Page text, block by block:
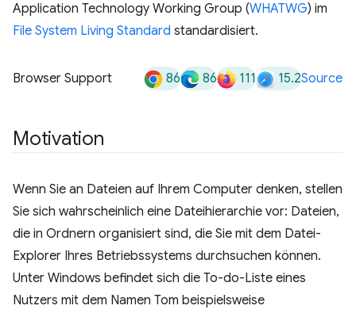
Application Technology Working Group (WHATWG) im
File System Living Standard standardisiert.
Browser Support 86 86 111 15.2Source
Motivation
Wenn Sie an Dateien auf Ihrem Computer denken, stellen
Sie sich wahrscheinlich eine Dateihierarchie vor: Dateien,
die in Ordnern organisiert sind, die Sie mit dem Datei-
Explorer Ihres Betriebssystems durchsuchen können.
Unter Windows befindet sich die To-do-Liste eines
Nutzers mit dem Namen Tom beispielsweise